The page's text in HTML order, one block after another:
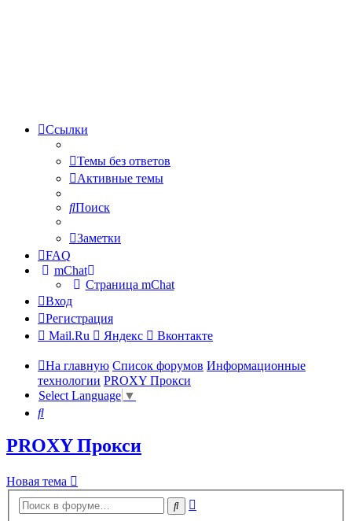
Ссылки
Темы без ответов
Активные темы
Поиск
Заметки
FAQ
mChat
Страница mChat
Вход
Регистрация
Mail.Ru
Яндекс Вконтакте
На главную Список форумов Информационные
технологии PROXY Прокси
Select Language ▼
Поиск
PROXY Прокси
Новая тема
Поиск